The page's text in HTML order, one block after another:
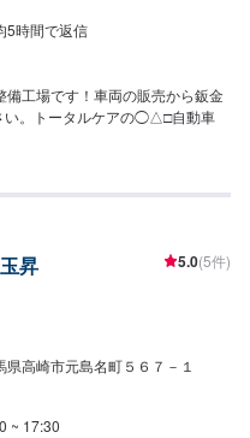
5時間で返信
工場です！車両の販売から鈑金
い。トータルケアの◯△□自動車
昇 5.0(5件)
県高崎市元島名町５６７－１
~ 17:30